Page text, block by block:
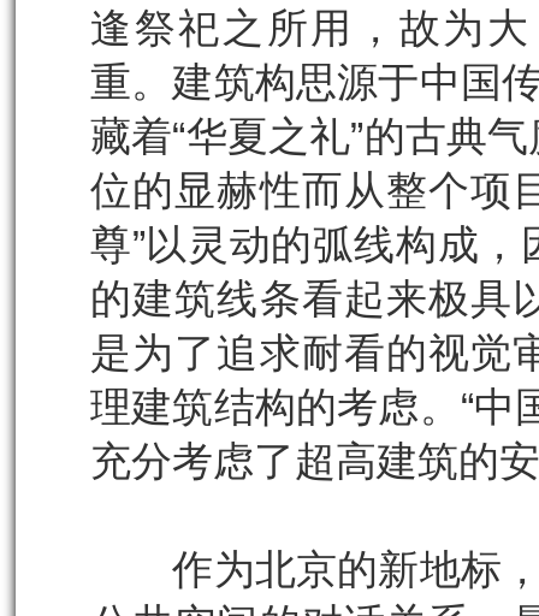
逢祭祀之所用，故为
重。建筑构思源于中国
藏着“华夏之礼”的古典
位的显赫性而从整个项
尊”以灵动的弧线构成
的建筑线条看起来极具
是为了追求耐看的视觉
理建筑结构的考虑。“中
充分考虑了超高建筑的
作为北京的新地标，